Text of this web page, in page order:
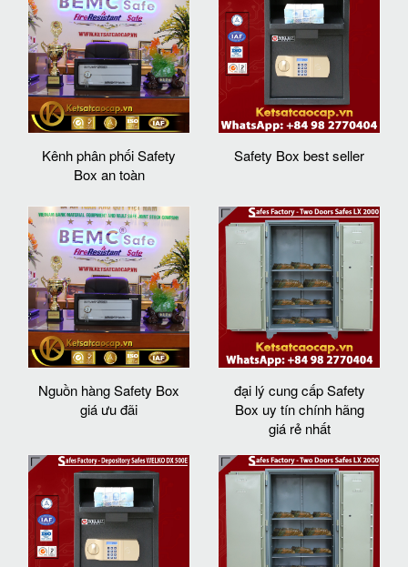
Kênh phân phối Safety
Box an toàn
Safety Box best seller
Nguồn hàng Safety Box
giá ưu đãi
đại lý cung cấp Safety
Box uy tín chính hãng
giá rẻ nhất